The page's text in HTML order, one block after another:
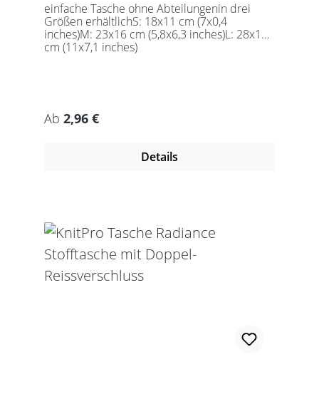
einfache Tasche ohne Abteilungenin drei
Größen erhältlichS: 18x11 cm (7x0,4
inches)M: 23x16 cm (5,8x6,3 inches)L: 28x18
cm (11x7,1 inches)
Regulärer Preis:
Ab 2,96 €
Details